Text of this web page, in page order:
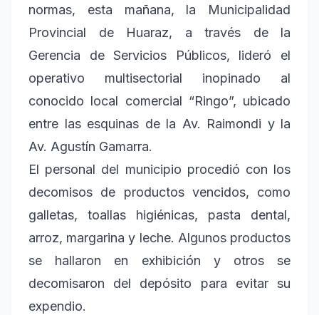
normas, esta mañana, la Municipalidad
Provincial de Huaraz, a través de la
Gerencia de Servicios Públicos, lideró el
operativo multisectorial inopinado al
conocido local comercial “Ringo”, ubicado
entre las esquinas de la Av. Raimondi y la
Av. Agustín Gamarra.
El personal del municipio procedió con los
decomisos de productos vencidos, como
galletas, toallas higiénicas, pasta dental,
arroz, margarina y leche. Algunos productos
se hallaron en exhibición y otros se
decomisaron del depósito para evitar su
expendio.